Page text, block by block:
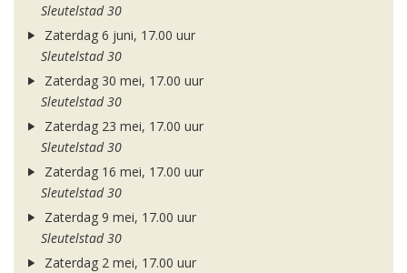
Sleutelstad 30
Zaterdag 6 juni, 17.00 uur
Sleutelstad 30
Zaterdag 30 mei, 17.00 uur
Sleutelstad 30
Zaterdag 23 mei, 17.00 uur
Sleutelstad 30
Zaterdag 16 mei, 17.00 uur
Sleutelstad 30
Zaterdag 9 mei, 17.00 uur
Sleutelstad 30
Zaterdag 2 mei, 17.00 uur